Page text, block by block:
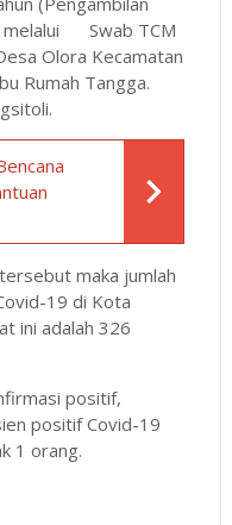
Swab TCM
Olora Kecamatan
Rumah Tangga.
maka jumlah
19 di Kota
ini adalah 326
positif,
positif Covid-19
1 orang.